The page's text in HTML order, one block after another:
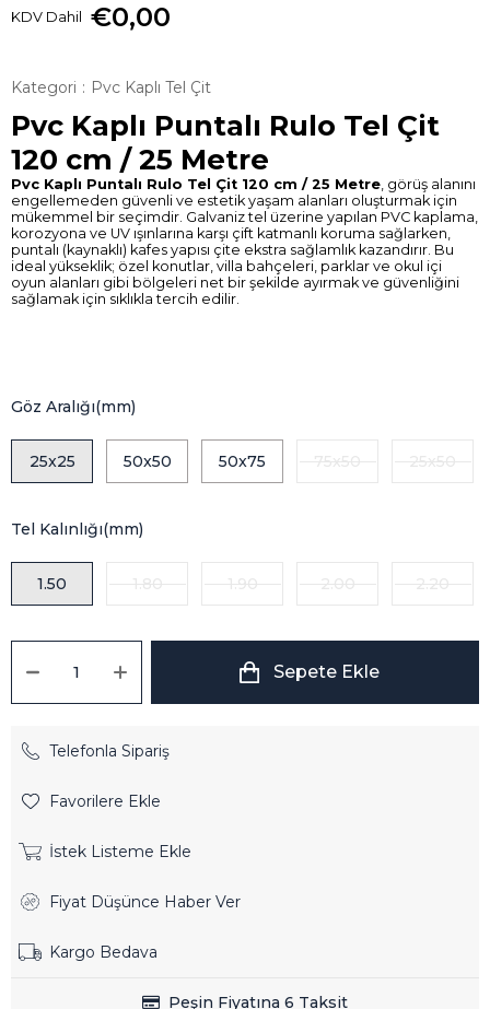
KDV Dahil €0,00
Kategori : Pvc Kaplı Tel Çit
Pvc Kaplı Puntalı Rulo Tel Çit
120 cm / 25 Metre
Pvc Kaplı Puntalı Rulo Tel Çit 120 cm / 25 Metre, görüş alanını
engellemeden güvenli ve estetik yaşam alanları oluşturmak için
mükemmel bir seçimdir. Galvaniz tel üzerine yapılan PVC kaplama,
korozyona ve UV ışınlarına karşı çift katmanlı koruma sağlarken,
puntalı (kaynaklı) kafes yapısı çite ekstra sağlamlık kazandırır. Bu
ideal yükseklik; özel konutlar, villa bahçeleri, parklar ve okul içi
oyun alanları gibi bölgeleri net bir şekilde ayırmak ve güvenliğini
sağlamak için sıklıkla tercih edilir.
Göz Aralığı(mm)
25x25 50x50 50x75
Tel Kalınlığı(mm)
1.50
Telefonla Sipariş
Favorilere Ekle
İstek Listeme Ekle
Fiyat Düşünce Haber Ver
Kargo Bedava